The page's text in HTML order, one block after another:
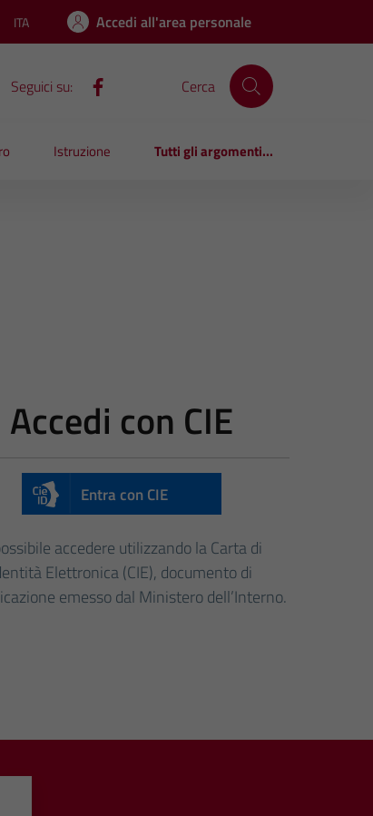
Lingua attiva:
ITA Accedi all'area personale
Seguici su: Cerca
Istruzione Tutti gli argomenti...
Accedi con CIE
Entra con CIE
accedere utilizzando la Carta di
Elettronica (CIE), documento di
emesso dal Ministero dell’Interno.